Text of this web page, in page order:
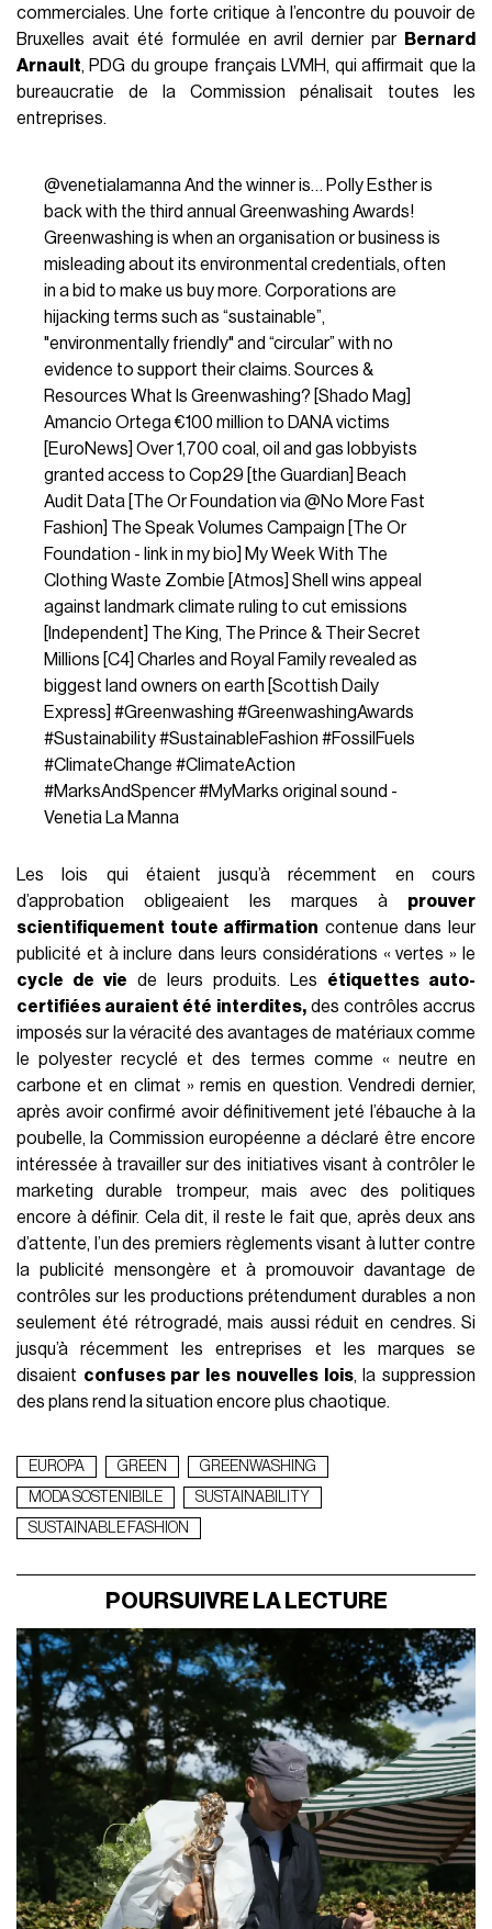
commerciales. Une forte critique à l’encontre du pouvoir de
Bruxelles avait été formulée en avril dernier par Bernard
Arnault, PDG du groupe français LVMH, qui affirmait que la
bureaucratie de la Commission pénalisait toutes les
entreprises.
@venetialamannaAnd the winner is… Polly Esther is
back with the third annual Greenwashing Awards!
Greenwashing is when an organisation or business is
misleading about its environmental credentials, often
in a bid to make us buy more. Corporations are
hijacking terms such as “sustainable”,
"environmentally friendly" and “circular” with no
evidence to support their claims. Sources &
Resources What Is Greenwashing? [Shado Mag]
Amancio Ortega €100 million to DANA victims
[EuroNews] Over 1,700 coal, oil and gas lobbyists
granted access to Cop29 [the Guardian] Beach
Audit Data [The Or Foundation via @No More Fast
Fashion] The Speak Volumes Campaign [The Or
Foundation - link in my bio] My Week With The
Clothing Waste Zombie [Atmos] Shell wins appeal
against landmark climate ruling to cut emissions
[Independent] The King, The Prince & Their Secret
Millions [C4] Charles and Royal Family revealed as
biggest land owners on earth [Scottish Daily
Express] #Greenwashing #GreenwashingAwards
#Sustainability#SustainableFashion #FossilFuels
#ClimateChange #ClimateAction
#MarksAndSpencer#MyMarks original sound -
Venetia La Manna
Les lois qui étaient jusqu’à récemment en cours
d’approbation obligeaient les marques à prouver
scientifiquement toute affirmation contenue dans leur
publicité et à inclure dans leurs considérations « vertes » le
cycle de vie de leurs produits. Les étiquettes auto-
certifiées auraient été interdites,des contrôles accrus
imposés sur la véracité des avantages de matériaux comme
le polyester recyclé et des termes comme « neutre en
carbone et en climat » remis en question. Vendredi dernier,
après avoir confirmé avoir définitivement jeté l’ébauche à la
poubelle, la Commission européenne a déclaré être encore
intéressée à travailler sur des initiatives visant à contrôler le
marketing durable trompeur, mais avec des politiques
encore à définir. Cela dit, il reste le fait que, après deux ans
d’attente, l’un des premiers règlements visant à lutter contre
la publicité mensongère et à promouvoir davantage de
contrôles sur les productions prétendument durables a non
seulement été rétrogradé, mais aussi réduit en cendres. Si
jusqu’à récemment les entreprises et les marques se
disaient confuses par les nouvelles lois, la suppression
des plans rend la situation encore plus chaotique.
EUROPA GREEN
GREENWASHING
MODA SOSTENIBILE
SUSTAINABILITY
SUSTAINABLE FASHION
POURSUIVRE LA LECTURE